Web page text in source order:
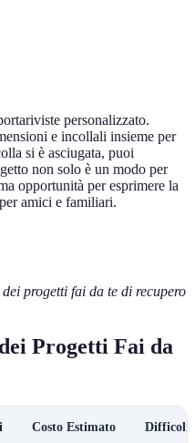
personalizzato.
e incollali insieme per
si è asciugata, puoi
non solo è un modo per
opportunità per esprimere la
amici e familiari.
progetti fai da te di recupero
Progetti Fai da
Costo Estimato